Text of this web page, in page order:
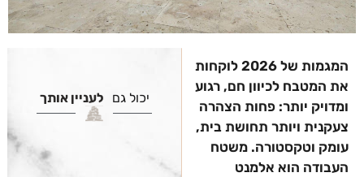
המגמות של 2026 לוקחות
את המטבח לכיוון חם, רגוע
ומדויק יותר: פחות הצהרה
צעקנית ויותר תחושת בית,
עומק וטקסטורה. משטח
העבודה הוא אלמנט
יכול גם לעניין אותך